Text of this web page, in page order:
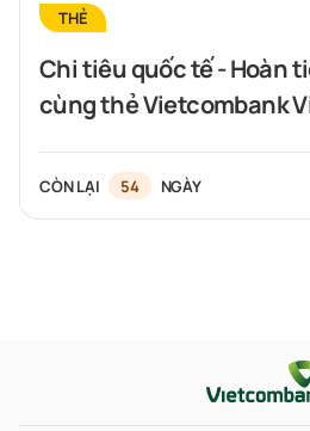
THẺ
Chi tiêu quốc tế - Hoàn
cùng thẻ Vietcombank
CÒN LẠI 54 NGÀY